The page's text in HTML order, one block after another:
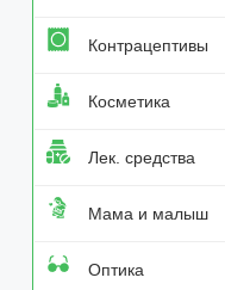
Контрацептивы
Косметика
Лек. средства
Мама и малыш
Оптика